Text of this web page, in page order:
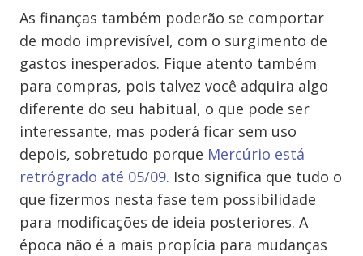
As finanças também poderão se comportar
de modo imprevisível, com o surgimento de
gastos inesperados. Fique atento também
para compras, pois talvez você adquira algo
diferente do seu habitual, o que pode ser
interessante, mas poderá ficar sem uso
depois, sobretudo porque Mercúrio está
retrógrado até 05/09. Isto significa que tudo o
que fizermos nesta fase tem possibilidade
para modificações de ideia posteriores. A
época não é a mais propícia para mudanças